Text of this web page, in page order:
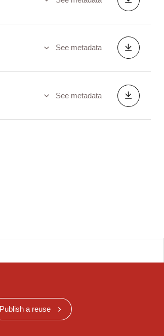
See metadata
See metadata
Publish a reuse